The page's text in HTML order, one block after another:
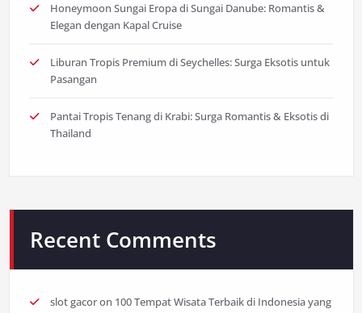
Honeymoon Sungai Eropa di Sungai Danube: Romantis &
Elegan dengan Kapal Cruise
Liburan Tropis Premium di Seychelles: Surga Eksotis untuk
Pasangan
Pantai Tropis Tenang di Krabi: Surga Romantis & Eksotis di
Thailand
Recent Comments
slot gacoron 100 Tempat Wisata Terbaik di Indonesia yang